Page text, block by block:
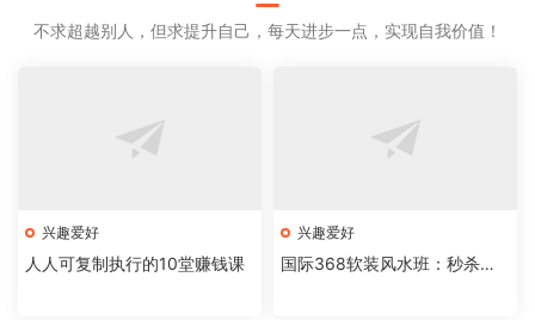
不求超越别人，但求提升自己，每天进步一点，实现自我价值！
兴趣爱好
人人可复制执行的10堂赚钱课
兴趣爱好
国际368软装风水班：秒杀同